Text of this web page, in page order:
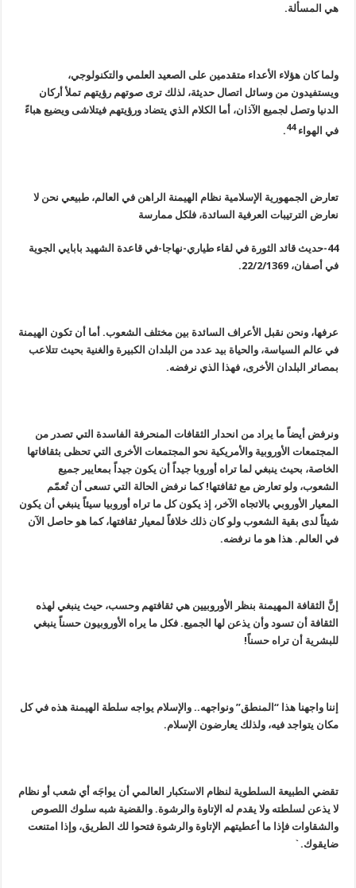
هي المسألة.
ولما كان هؤلاء الأعداء متقدمين على الصعيد العلمي والتكنولوجي،
ويستفيدون من وسائل اتصال حديثة، لذلك ترى صوتهم رؤيتهم تملأ أركان
الدنيا وتصل لجميع الآذان، أما الكلام الذي يتضاد ورؤيتهم فيتلاشى ويضيع هباءً
في الهواء44
.
تعارض الجمهورية الإسلامية نظام الهيمنة الراهن في العالم، طبيعي نحن لا
نعارض الترتيبات العرفية السائدة، فلكل ممارسة
44-حديث قائد الثورة في لقاء طياري-نهاجا-في قاعدة الشهيد بابايي الجوية
في أصفان، 22/2/1369.
عرفها، ونحن نقبل الأعراف السائدة بين مختلف الشعوب. أما أن تكون الهيمنة
في عالم السياسة، والحياة بيد عدد من البلدان الكبيرة والغنية بحيث تتلاعب
بمصائر البلدان الأخرى، فهذا الذي نرفضه.
ونرفض أيضاً ما يراد من انحدار الثقافات المنحرفة الفاسدة التي تصدر من
المجتمعات الأوروبية والأمريكية نحو المجتمعات الأخرى التي تحظى بثقافاتها
الخاصة، بحيث ينبغي لما تراه أوروبا جيداً أن يكون جيداً بمعايير جميع
الشعوب، ولو تعارض مع ثقافتها! كما نرفض الحالة التي تسعى أن تُعمّم
المعيار الأوروبي بالاتجاه الآخر، إذ يكون كل ما تراه أوروبيا سيئاً ينبغي أن يكون
شيئاً لدى بقية الشعوب ولو كان ذلك خلافاً لمعيار ثقافتها، كما هو حاصل الآن
في العالم. هذا هو ما نرفضه.
إنَّ الثقافة المهيمنة بنظر الأوروبيين هي ثقافتهم وحسب، حيث ينبغي لهذه
الثقافة أن تسود وأن يذعن لها الجميع. فكل ما يراه الأوروبيون حسناً ينبغي
للبشرية أن تراه حسناً!
إننا واجهنا هذا “المنطق” ونواجهه.. والإسلام يواجه سلطة الهيمنة هذه في كل
مكان يتواجد فيه، ولذلك يعارضون الإسلام.
تقضي الطبيعة السلطوية لنظام الاستكبار العالمي أن يواجَه أي شعب أو نظام
لا يذعن لسلطته ولا يقدم له الإتاوة والرشوة. والقضية شبه سلوك اللصوص
والشقاوات فإذا ما أعطيتهم الإتاوة والرشوة فتحوا لك الطريق، وإذا امتنعت
ضايقوك.`